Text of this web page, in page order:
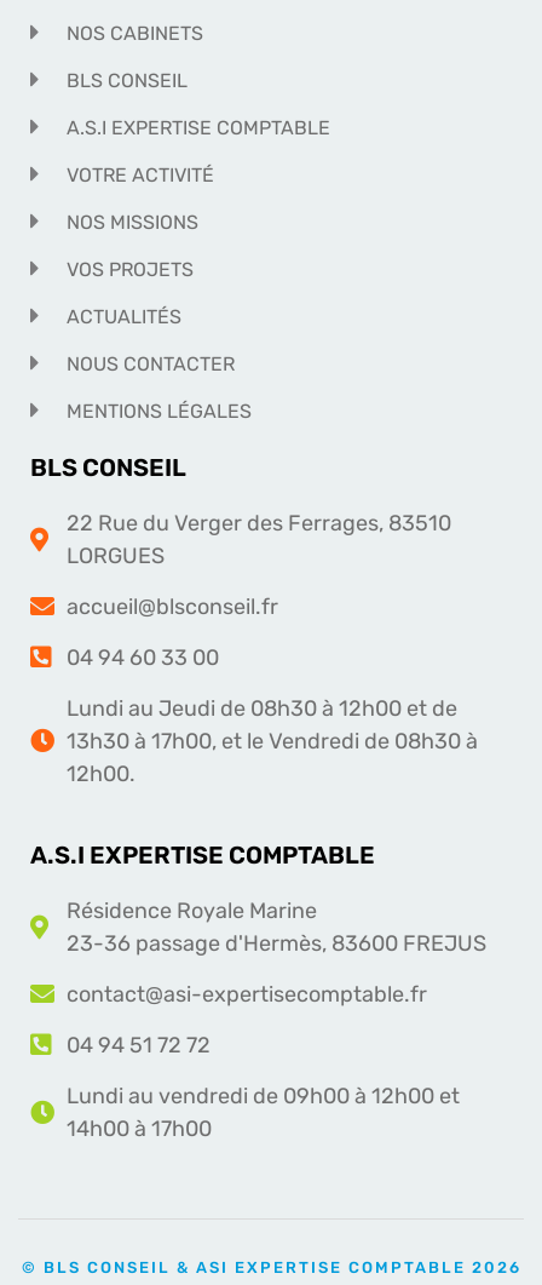
NOS CABINETS
BLS CONSEIL
A.S.I EXPERTISE COMPTABLE
VOTRE ACTIVITÉ
NOS MISSIONS
VOS PROJETS
ACTUALITÉS
NOUS CONTACTER
MENTIONS LÉGALES
BLS CONSEIL
22 Rue du Verger des Ferrages, 83510
LORGUES
accueil@blsconseil.fr
04 94 60 33 00
Lundi au Jeudi de 08h30 à 12h00 et de
13h30 à 17h00, et le Vendredi de 08h30 à
12h00.
A.S.I EXPERTISE COMPTABLE
Résidence Royale Marine
23-36 passage d'Hermès, 83600 FREJUS
contact@asi-expertisecomptable.fr
04 94 51 72 72
Lundi au vendredi de 09h00 à 12h00 et
14h00 à 17h00
© BLS CONSEIL & ASI EXPERTISE COMPTABLE 2026